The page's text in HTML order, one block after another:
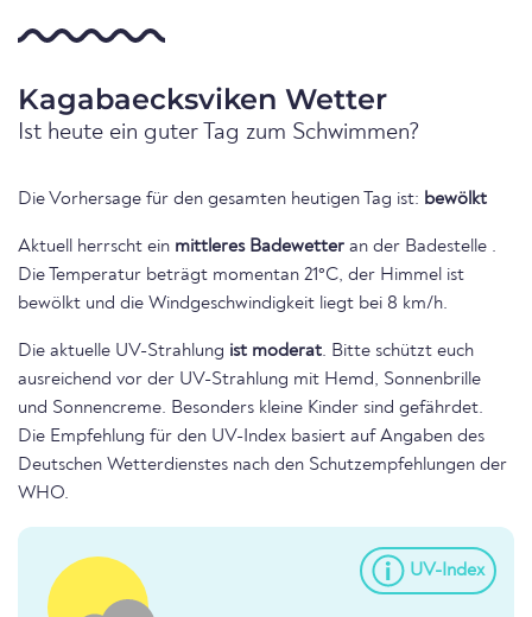
Kagabaecksviken Wetter
Ist heute ein guter Tag zum Schwimmen?
Die Vorhersage für den gesamten heutigen Tag ist: bewölkt
Aktuell herrscht ein mittleres Badewetter an der Badestelle .
Die Temperatur beträgt momentan 21°C, der Himmel ist
bewölkt und die Windgeschwindigkeit liegt bei 8 km/h.
Die aktuelle UV-Strahlung ist moderat. Bitte schützt euch
ausreichend vor der UV-Strahlung mit Hemd, Sonnenbrille
und Sonnencreme. Besonders kleine Kinder sind gefährdet.
Die Empfehlung für den UV-Index basiert auf Angaben des
Deutschen Wetterdienstes nach den Schutzempfehlungen der
WHO.
UV-Index